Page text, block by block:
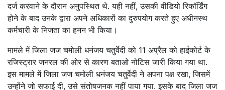
दर्ज करवाने के दौरान अनुपस्थित थे. यही नहीं, उसकी वीडियो रिकॉर्डिंग
होने के बाद उनके द्वारा अपने अधिकारों का दुरुपयोग करते हुए अधीनस्थ
कर्मचारी के निजता का हनन भी किया।
मामले में जिला जज चमोली धनंजय चतुर्वेदी को 11 अप्रैल को हाईकोर्ट के
रजिस्ट्रार जनरल की ओर से कारण बताओ नोटिस जारी किया गया था.
इस मामले में जिला जज चमोली धनंजय चतुर्वेदी ने अपना पक्ष रखा, जिसमें
उन्होंने जो सफाई दी, उसे संतोषजनक नहीं पाया गया. इसके बाद जिला जज